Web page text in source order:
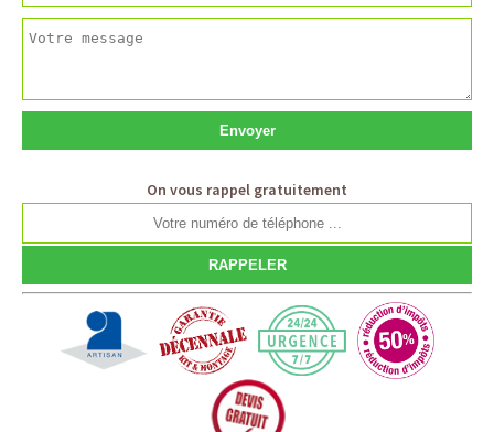
On vous rappel gratuitement